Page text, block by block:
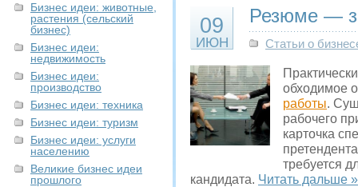
Бизнес идеи: животные,
растения (сельский
бизнес)
Бизнес идеи:
недвижимость
Бизнес идеи:
производство
Бизнес идеи: техника
Бизнес идеи: туризм
Бизнес идеи: услуги
населению
Великие бизнес идеи
прошлого
09
ИЮН
Резюме —
Статьи о
обходимое
работы.
рабочего
карточка
требуется
кандидата. Читать дальше »